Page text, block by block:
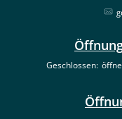
Klicken, um
Geschlossen: